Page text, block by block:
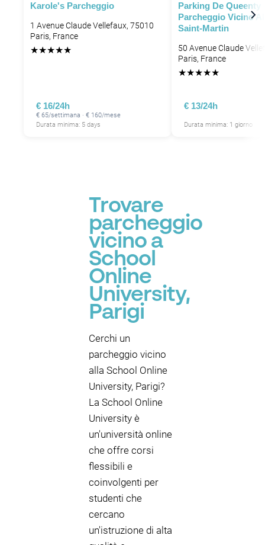
Karole's Parcheggio
1 Avenue Claude Vellefaux, 75010
Paris, France
★★★★★
€ 16/24h
€ 65/settimana · € 160/mese
Durata minima: 5 days
Parking De Queenty
Parcheggio Vicino
Saint-Martin
50 Avenue Claude
Paris, France
★★★★★
€ 13/24h
Durata minima: 1 giorno
Trovare
parcheggio
vicino a
School
Online
University,
Parigi
Cerchi un
parcheggio vicino
alla School Online
University, Parigi?
La School Online
University è
un'università online
che offre corsi
flessibili e
coinvolgenti per
studenti che
cercano
un'istruzione di alta